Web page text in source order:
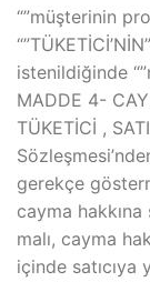
“”müşterinin
istenildiğinde
MADDE 4-
TÜKETİCİ ,
gerekçe
cayma
malı, cayma
içinde satıcıya